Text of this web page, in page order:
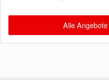
Alle